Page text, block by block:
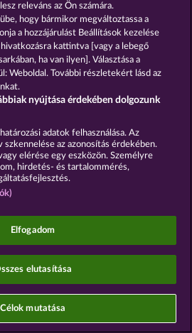
Partnerprogram Facebook
kérelem benyújtása
és azok egyáltalán nem
a játékos a jövőben valódi
sikeres a szerencsejáték
terén.
Games GmbH
releváns az Ön számára.
hogy bármikor megváltoztassa a
a hozzájárulást Beállítások kezelése
kattintva [vagy a lebegő
ha van ilyen]. Választása a
Weboldal. További részletekért lásd az
nyújtása érdekében dolgozunk
adatok felhasználása. Az
az azonosítás érdekében.
elérése egy eszközön. Személyre
hirdetés- és tartalommérés,
Elfogadom
elutasítása
Célok mutatása